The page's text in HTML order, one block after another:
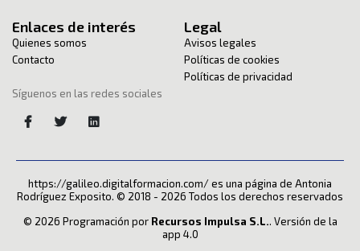
Enlaces de interés
Quienes somos
Contacto
Legal
Avisos legales
Políticas de cookies
Políticas de privacidad
Síguenos en las redes sociales
https://galileo.digitalformacion.com/ es una página de Antonia
Rodríguez Exposito. © 2018 - 2026 Todos los derechos reservados
© 2026 Programación por Recursos Impulsa S.L.. Versión de la
app 4.0